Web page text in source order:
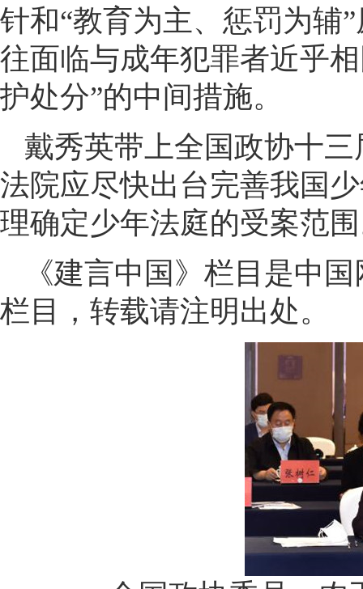
针和“教育为主、惩罚为辅
往面临与成年犯罪者近乎
护处分”的中间措施。
戴秀英带上全国政协十
法院应尽快出台完善我国
理确定少年法庭的受案范
《建言中国》栏目是中
栏目，转载请注明出处。